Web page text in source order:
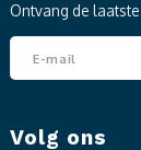
Ontvang de
Volg ons